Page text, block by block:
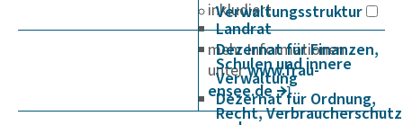
Verwaltungsstruktur
Landrat
Dezernat für Finanzen,
Schulen und innere
Verwaltung
Dezernat für Ordnung,
Recht, Verbraucherschutz
inkludiert.
mehr Informationen
unterwww.frau­
ensee.de